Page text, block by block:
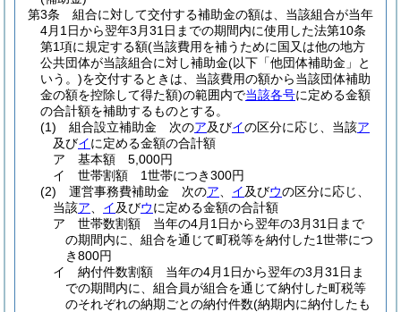
第3条
組合に対して交付する補助金の額は、当該組合が当年
4月1日から翌年3月31日までの期間内に使用した法第10条
第1項に規定する額(当該費用を補うために国又は他の地方
公共団体が当該組合に対し補助金(以下「他団体補助金」と
いう。)を交付するときは、当該費用の額から当該団体補助
金の額を控除して得た額)の範囲内で当該各号に定める金額
の合計額を補助するものとする。
(1)
組合設立補助金 次のア及びイの区分に応じ、当該ア
及びイに定める金額の合計額
ア
基本額 5,000円
イ
世帯割額 1世帯につき300円
(2)
運営事務費補助金 次のア イ及びウの区分に応じ、
当該ア イ及びウに定める金額の合計額
ア
世帯数割額 当年の4月1日から翌年の3月31日まで
の期間内に、組合を通じて町税等を納付した1世帯につ
き800円
イ
納付件数割額 当年の4月1日から翌年の3月31日ま
での期間内に、組合員が組合を通じて納付した町税等
のそれぞれの納期ごとの納付件数(納期内に納付したも